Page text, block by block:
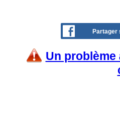
Partager
Un